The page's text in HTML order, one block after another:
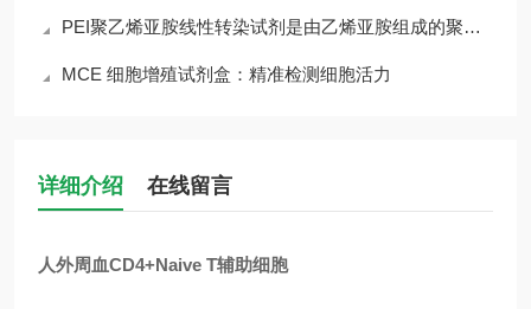
PEI聚乙烯亚胺线性转染试剂是由乙烯亚胺组成的聚合物
MCE 细胞增殖试剂盒：精准检测细胞活力
详细介绍 在线留言
人外周血CD4+Naive T辅助细胞